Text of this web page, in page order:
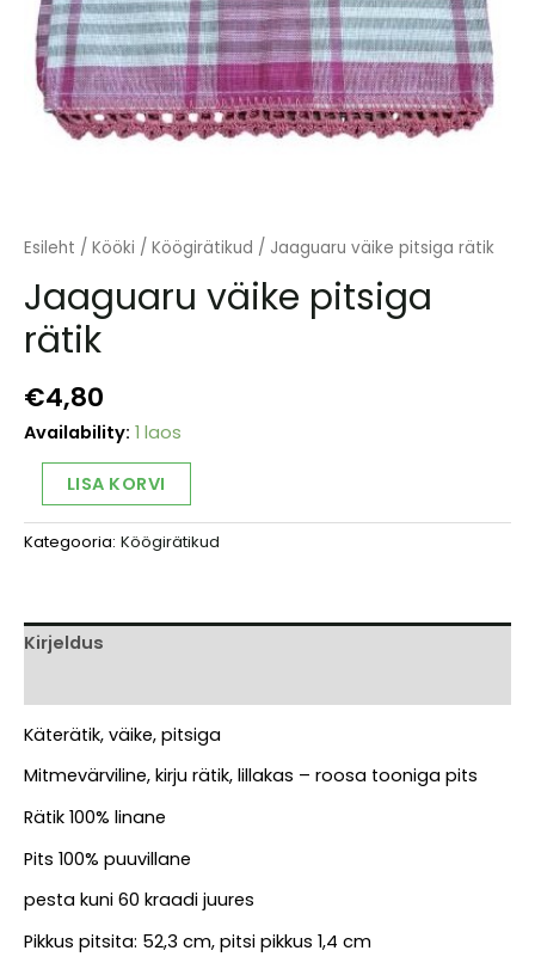
Esileht / Kööki / Köögirätikud / Jaaguaru väike pitsiga rätik
Jaaguaru väike pitsiga
rätik
€4,80
Availability: 1 laos
Jaaguaru
pitsiga
rätik
LISA KORVI
Alternative:
Kategooria: Köögirätikud
Kirjeldus
Käterätik, väike, pitsiga
Mitmevärviline, kirju rätik, lillakas – roosa tooniga pits
Rätik 100% linane
Pits 100% puuvillane
pesta kuni 60 kraadi juures
Pikkus pitsita: 52,3 cm, pitsi pikkus 1,4 cm